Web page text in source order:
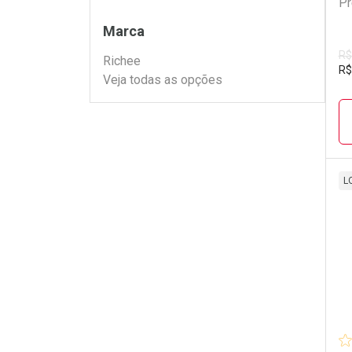
R$
Filtros
Marca
Richee
Veja todas as opções